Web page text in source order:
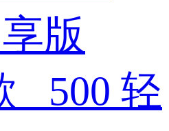
版
500 轻